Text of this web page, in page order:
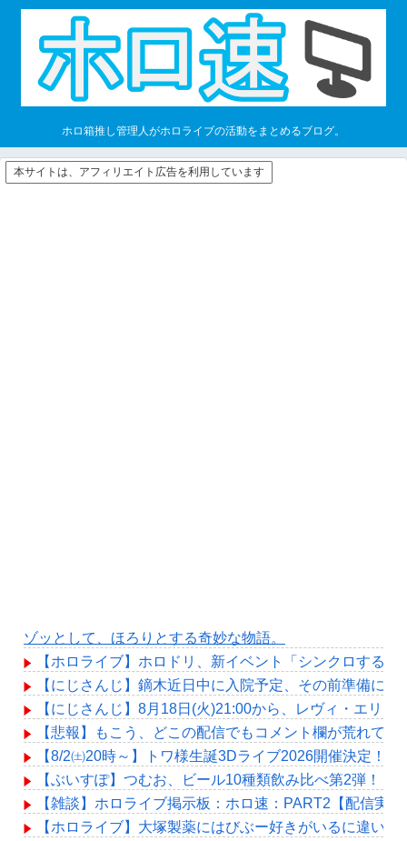
ホロ箱推し管理人がホロライブの活動をまとめるブログ。
本サイトは、アフィリエイト広告を利用しています
ゾッとして、ほろりとする奇妙な物語。
【ホロライブ】ホロドリ、新イベント「シンクロする
【にじさんじ】鏑木近日中に入院予定、その前準備に血
【にじさんじ】8月18日(火)21:00から、レヴィ・エリ
【悲報】もこう、どこの配信でもコメント欄が荒れて
【8/2㈯20時～】トワ様生誕3Dライブ2026開催決定！
【ぶいすぽ】つむお、ビール10種類飲み比べ第2弾！
【雑談】ホロライブ掲示板：ホロ速：PART2【配信実況
【ホロライブ】大塚製薬にはびぶー好きがいるに違いな